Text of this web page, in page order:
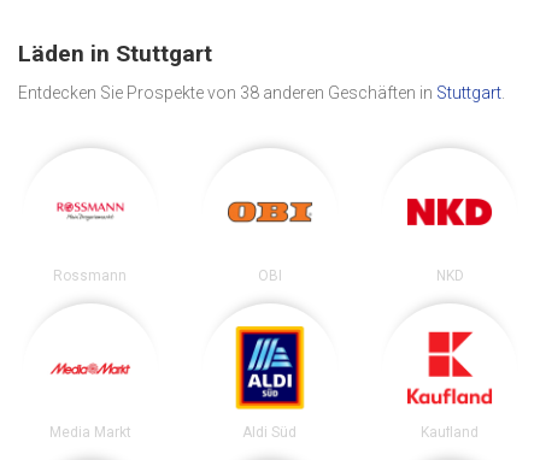
Läden in Stuttgart
Entdecken Sie Prospekte von 38 anderen Geschäften in Stuttgart
Rossmann OBI NKD
Media Markt Aldi Süd Kaufland